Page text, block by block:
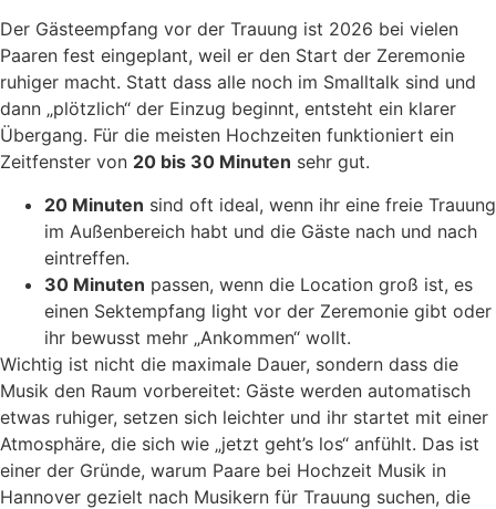
Der Gästeempfang vor der Trauung ist 2026 bei vielen
Paaren fest eingeplant, weil er den Start der Zeremonie
ruhiger macht. Statt dass alle noch im Smalltalk sind und
dann „plötzlich“ der Einzug beginnt, entsteht ein klarer
Übergang. Für die meisten Hochzeiten funktioniert ein
Zeitfenster von 20 bis 30 Minuten sehr gut.
20 Minuten sind oft ideal, wenn ihr eine freie Trauung
im Außenbereich habt und die Gäste nach und nach
eintreffen.
30 Minuten passen, wenn die Location groß ist, es
einen Sektempfang light vor der Zeremonie gibt oder
ihr bewusst mehr „Ankommen“ wollt.
Wichtig ist nicht die maximale Dauer, sondern dass die
Musik den Raum vorbereitet: Gäste werden automatisch
etwas ruhiger, setzen sich leichter und ihr startet mit einer
Atmosphäre, die sich wie „jetzt geht’s los“ anfühlt. Das ist
einer der Gründe, warum Paare bei Hochzeit Musik in
Hannover gezielt nach Musikern für Trauung suchen, die